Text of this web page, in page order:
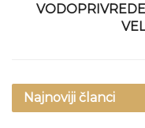
Najnoviji članci